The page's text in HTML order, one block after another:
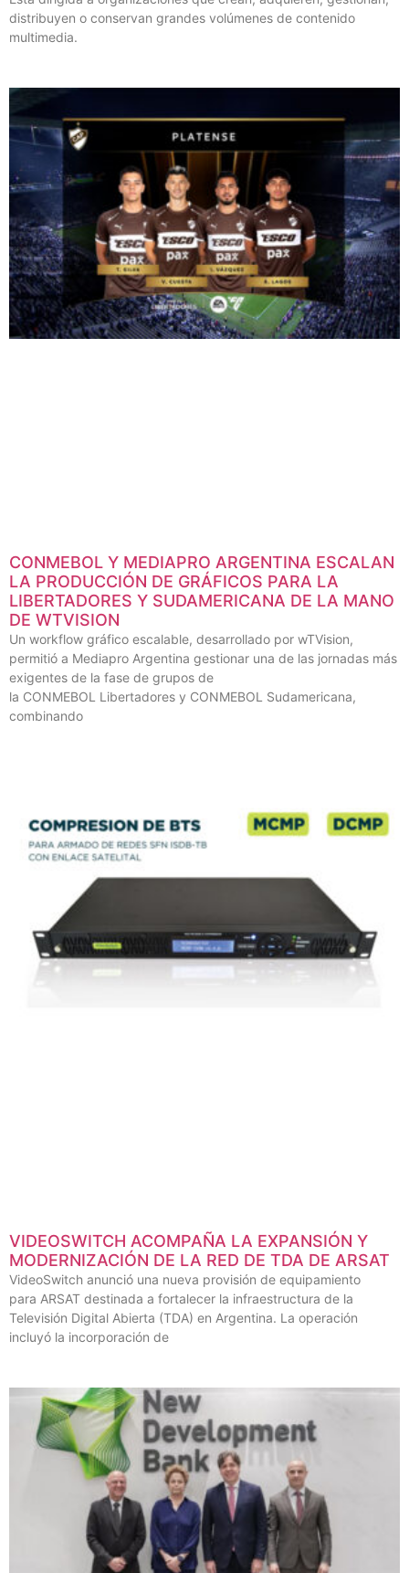
distribuyen o conservan grandes volúmenes de contenido
multimedia.
CONMEBOL Y MEDIAPRO ARGENTINA ESCALAN
LA PRODUCCIÓN DE GRÁFICOS PARA LA
LIBERTADORES Y SUDAMERICANA DE LA MANO
DE WTVISION
Un workflow gráfico escalable, desarrollado por wTVision,
permitió a Mediapro Argentina gestionar una de las jornadas más
exigentes de la fase de grupos de
la CONMEBOL Libertadores y CONMEBOL Sudamericana,
combinando
VIDEOSWITCH ACOMPAÑA LA EXPANSIÓN Y
MODERNIZACIÓN DE LA RED DE TDA DE ARSAT
VideoSwitch anunció una nueva provisión de equipamiento
para ARSAT destinada a fortalecer la infraestructura de la
Televisión Digital Abierta (TDA) en Argentina. La operación
incluyó la incorporación de